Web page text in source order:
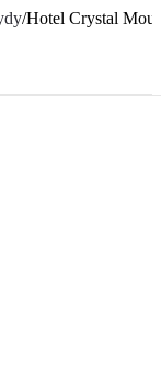
/Hotel Crystal